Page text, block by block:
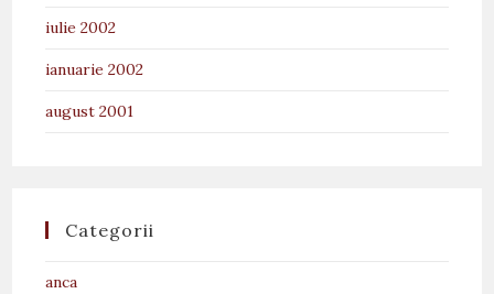
iulie 2002
ianuarie 2002
august 2001
Categorii
anca